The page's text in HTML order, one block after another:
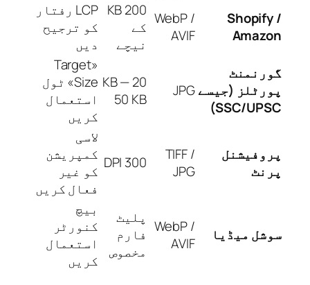
WebP /
AVIF
200 KB
کے
نیچے
LCP رفتار
کو ترجیح
دیں
(جیسے
SSC/
JPG
20 KB —
50 KB
«Target
Size» ٹول
استعمال
TIFF /
300 DPI
کمپریشن
کو غیر
فعال کریں
میڈیا
WebP /
AVIF
پلیٹ
فارم
مخصوص
کنورٹر
استعمال
کریں